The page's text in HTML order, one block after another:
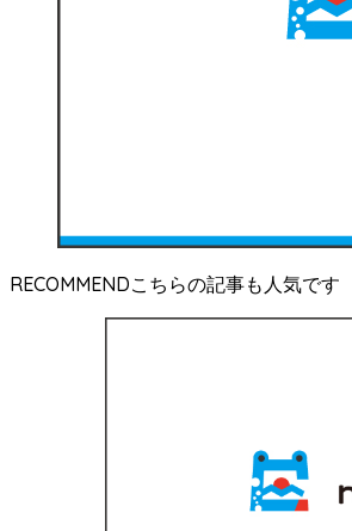
RECOMMEND